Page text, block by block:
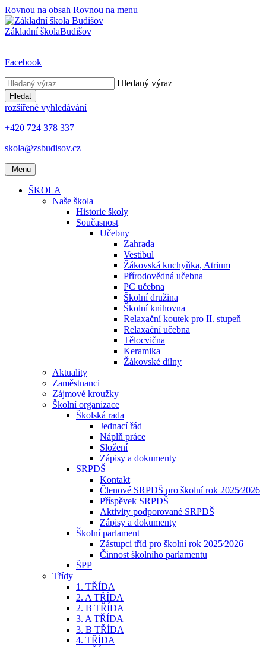
Rovnou na obsah Rovnou na menu
Základní školaBudišov
Facebook
Hledaný výraz
Hledat
rozšířené vyhledávání
+420 724 378 337
skola@zsbudisov.cz
Menu
ŠKOLA
Naše škola
Historie školy
Současnost
Učebny
Zahrada
Vestibul
Žákovská kuchyňka, Atrium
Přírodovědná učebna
PC učebna
Školní družina
Školní knihovna
Relaxační koutek pro II. stupeň
Relaxační učebna
Tělocvična
Keramika
Žákovské dílny
Aktuality
Zaměstnanci
Zájmové kroužky
Školní organizace
Školská rada
Jednací řád
Náplň práce
Složení
Zápisy a dokumenty
SRPDŠ
Kontakt
Členové SRPDŠ pro školní rok 2025⁄2026
Příspěvek SRPDŠ
Aktivity podporované SRPDŠ
Zápisy a dokumenty
Školní parlament
Zástupci tříd pro školní rok 2025⁄2026
Činnost školního parlamentu
ŠPP
Třídy
1. TŘÍDA
2. A TŘÍDA
2. B TŘÍDA
3. A TŘÍDA
3. B TŘÍDA
4. TŘÍDA